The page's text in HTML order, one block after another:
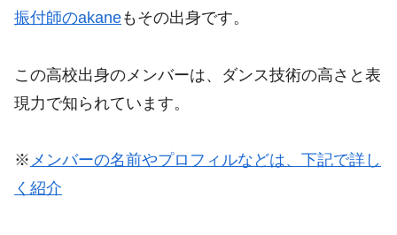
振付師のakaneもその出身です。
この高校出身のメンバーは、ダンス技術の高さと表
現力で知られています。
※ メンバーの名前やプロフィルなどは、下記で詳し
く紹介